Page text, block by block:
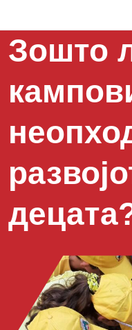
Зошто